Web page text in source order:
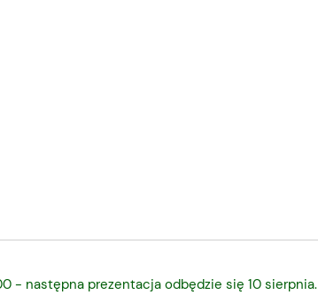
- następna prezentacja odbędzie się 10 sierpnia.